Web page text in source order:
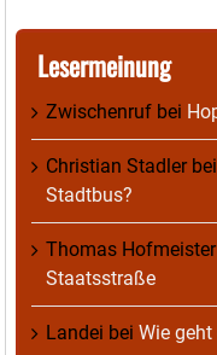
Lesermeinung
Zwischenruf bei
Christian Stadlerbei
Stadtbus?
Thomas Hofmeister
Staatsstraße
Landei bei Wie